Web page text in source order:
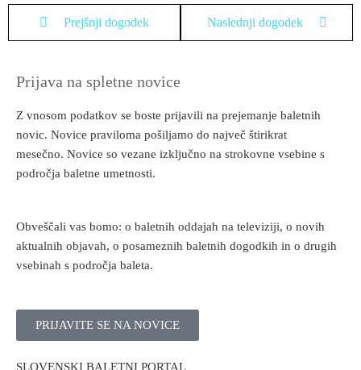
Prejšnji dogodek Naslednji dogodek
Prijava na spletne novice
Z vnosom podatkov se boste prijavili na prejemanje baletnih
novic. Novice praviloma pošiljamo do največ štirikrat
mesečno. Novice so vezane izključno na strokovne vsebine s
področja baletne umetnosti.
Obveščali vas bomo: o baletnih oddajah na televiziji, o novih
aktualnih objavah, o posameznih baletnih dogodkih in o drugih
vsebinah s področja baleta.
PRIJAVITE SE NA NOVICE
SLOVENSKI BALETNI PORTAL